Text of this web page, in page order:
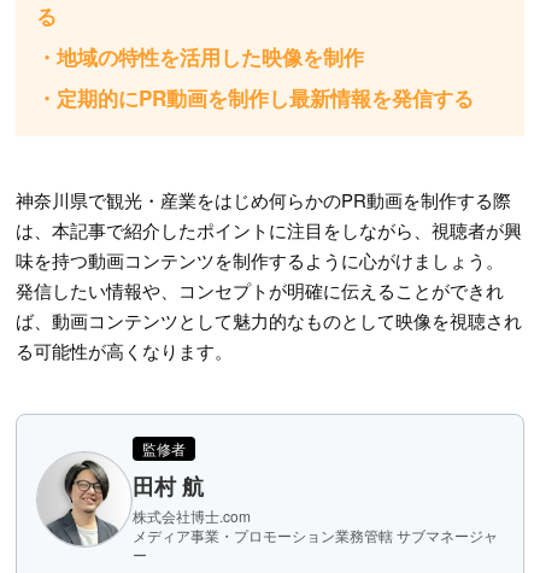
る
・地域の特性を活用した映像を制作
・定期的にPR動画を制作し最新情報を発信する
神奈川県で観光・産業をはじめ何らかのPR動画を制作する際
は、本記事で紹介したポイントに注目をしながら、視聴者が興
味を持つ動画コンテンツを制作するように心がけましょう。
発信したい情報や、コンセプトが明確に伝えることができれ
ば、動画コンテンツとして魅力的なものとして映像を視聴され
る可能性が高くなります。
監修者
田村 航
株式会社博士.com
メディア事業・プロモーション業務管轄 サブマネージャ
ー